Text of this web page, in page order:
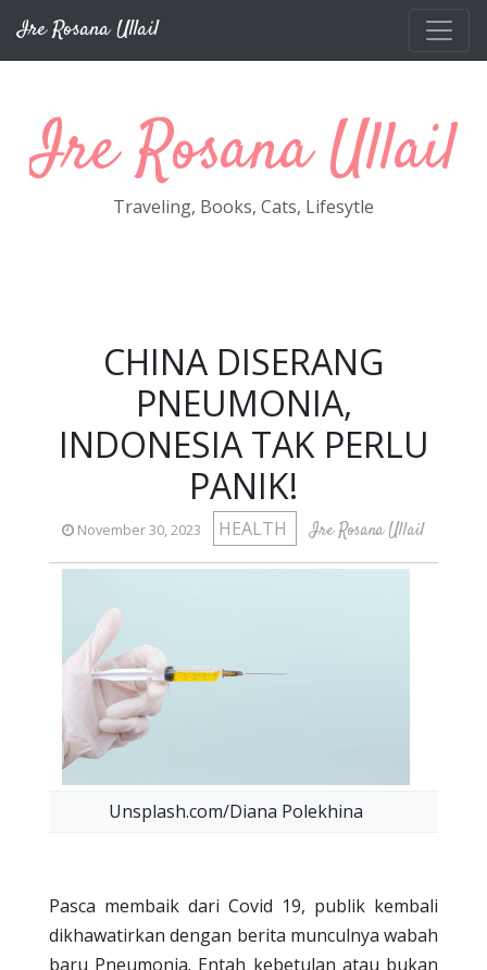
Ire Rosana Ullail
Ire Rosana Ullail
Traveling, Books, Cats, Lifesytle
CHINA DISERANG
PNEUMONIA,
INDONESIA TAK PERLU
PANIK!
November 30, 2023 HEALTH Ire Rosana Ullail
Unsplash.com/Diana Polekhina
Pasca membaik dari Covid 19, publik kembali
dikhawatirkan dengan berita munculnya wabah
baru Pneumonia. Entah kebetulan atau bukan